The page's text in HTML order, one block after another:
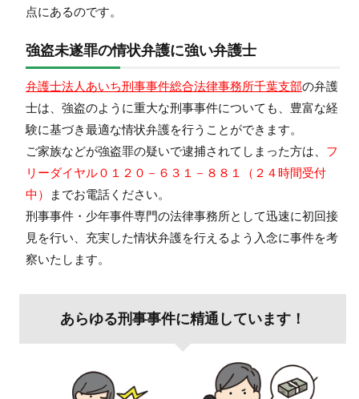
点にあるのです。
強盗未遂罪の情状弁護に強い弁護士
弁護士法人あいち刑事事件総合法律事務所千葉支部の弁護
士は、強盗のように重大な刑事事件についても、豊富な経
験に基づき最適な情状弁護を行うことができます。
ご家族などが強盗罪の疑いで逮捕されてしまった方は、 フ
リーダイヤル０１２０－６３１－８８１（２４時間受付
中）
までお電話ください。
刑事事件・少年事件専門の法律事務所として迅速に初回接
見を行い、充実した情状弁護を行えるよう入念に事件を考
察いたします。
あらゆる刑事事件に精通しています！